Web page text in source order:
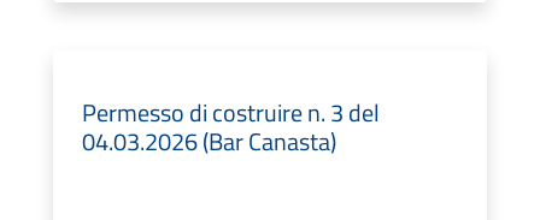
Permesso di costruire n. 3 del
04.03.2026 (Bar Canasta)